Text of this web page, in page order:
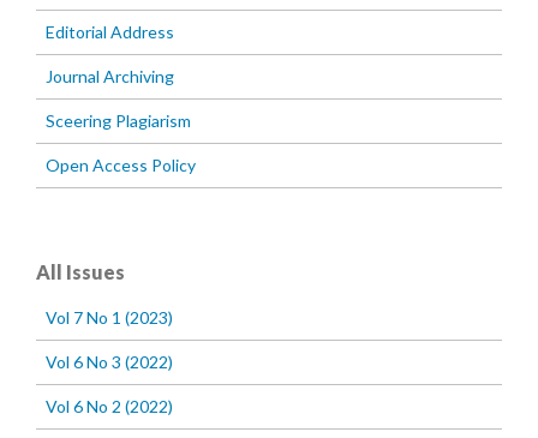
Editorial Address
Journal Archiving
Sceering Plagiarism
Open Access Policy
All Issues
Vol 7 No 1 (2023)
Vol 6 No 3 (2022)
Vol 6 No 2 (2022)